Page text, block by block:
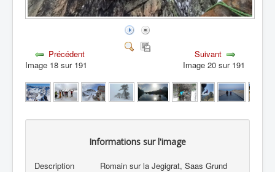
Précédent
Image 18 sur 191
Suivant
Image 20 sur 191
Informations sur l'image
Description Romain sur la Jegigrat, Saas Grund